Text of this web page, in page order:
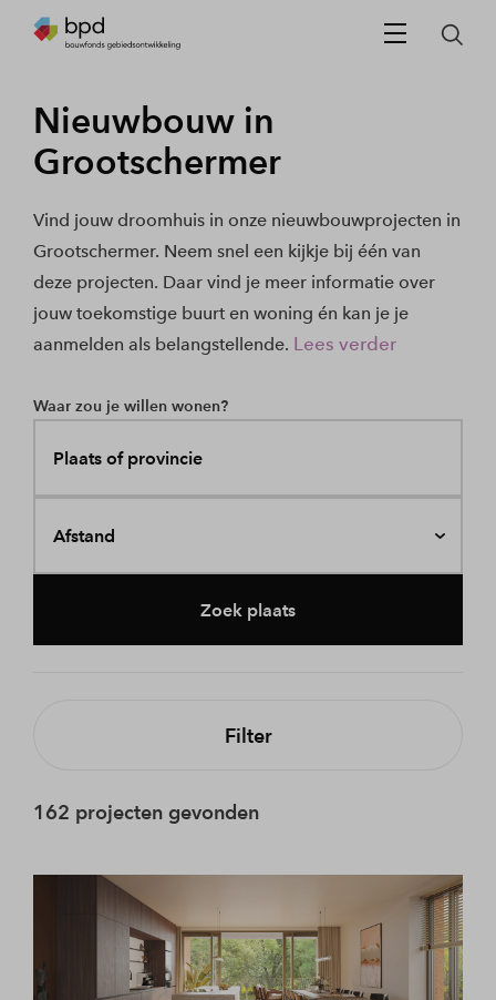
Nieuwbouw in
Grootschermer
Vind jouw droomhuis in onze nieuwbouwprojecten in
Grootschermer. Neem snel een kijkje bij één van
deze projecten. Daar vind je meer informatie over
jouw toekomstige buurt en woning én kan je je
aanmelden als belangstellende. Lees verder
Waar zou je willen wonen?
Plaats of provincie
Afstand
Zoek plaats
Filter
162 projecten gevonden